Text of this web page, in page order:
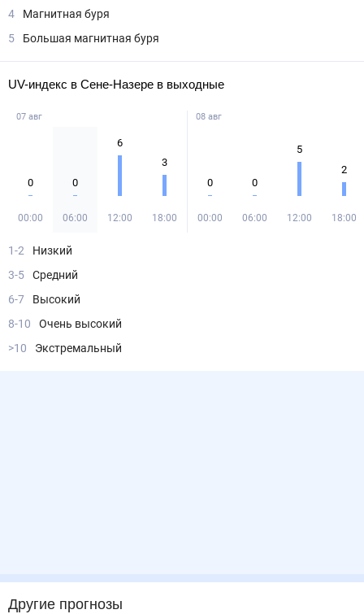
4
Магнитная буря
5
Большая магнитная буря
UV-индекс в Сене-Назере в выходные
07 авг
0
00:00
0
06:00
6
12:00
3
18:00
08 авг
0
00:00
0
06:00
5
12:00
2
18:00
1-2
Низкий
3-5
Средний
6-7
Высокий
8-10
Очень высокий
>10
Экстремальный
Другие прогнозы